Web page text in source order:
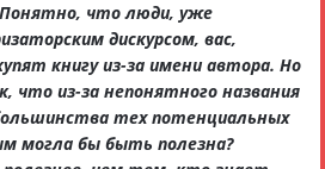
что люди, уже
дискурсом, вас,
книгу из-за имени автора. Но
что из-за непонятного названия
тех потенциальных
могла бы быть полезна?